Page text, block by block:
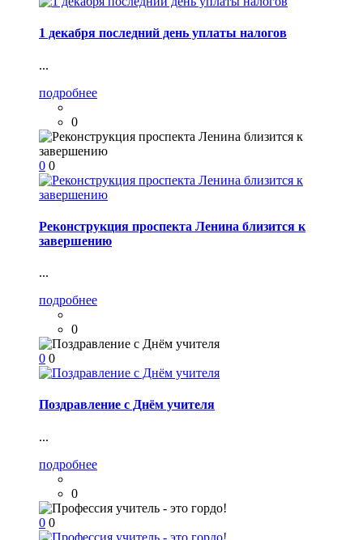
1 декабря последний день уплаты налогов
...
подробнее
0
0 0
Реконструкция проспекта Ленина близится к
завершению
...
подробнее
0
0 0
Поздравление с Днём учителя
...
подробнее
0
0 0